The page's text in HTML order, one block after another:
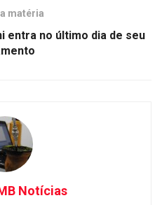
matéria
entra no último dia de seu
Notícias